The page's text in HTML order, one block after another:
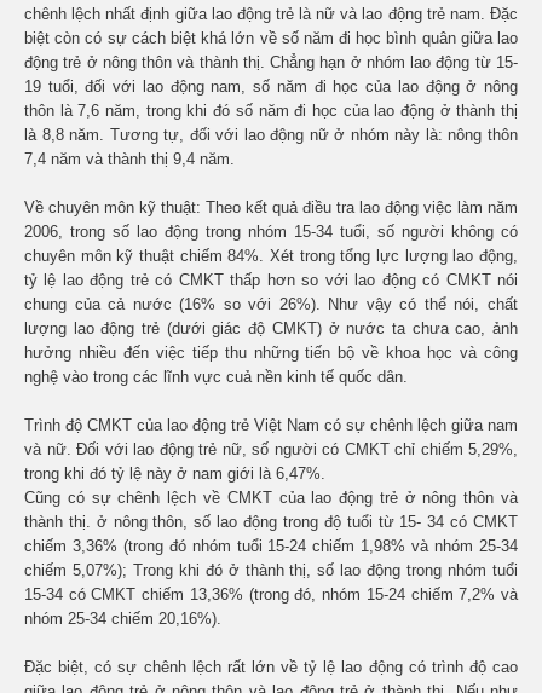
chênh lệch nhất định giữa lao động trẻ là nữ và lao động trẻ nam. Đặc
biệt còn có sự cách biệt khá lớn về số năm đi học bình quân giữa lao
động trẻ ở nông thôn và thành thị. Chẳng hạn ở nhóm lao động từ 15-
19 tuổi, đối với lao động nam, số năm đi học của lao động ở nông
thôn là 7,6 năm, trong khi đó số năm đi học của lao động ở thành thị
là 8,8 năm. Tương tự, đối với lao động nữ ở nhóm này là: nông thôn
7,4 năm và thành thị 9,4 năm.
Về chuyên môn kỹ thuật: Theo kết quả điều tra lao động việc làm năm
2006, trong số lao động trong nhóm 15-34 tuổi, số người không có
chuyên môn kỹ thuật chiếm 84%. Xét trong tổng lực lượng lao động,
tỷ lệ lao động trẻ có CMKT thấp hơn so với lao động có CMKT nói
chung của cả nước (16% so với 26%). Như vậy có thể nói, chất
lượng lao động trẻ (dưới giác độ CMKT) ở nước ta chưa cao, ảnh
hưởng nhiều đến việc tiếp thu những tiến bộ về khoa học và công
nghệ vào trong các lĩnh vực cuả nền kinh tế quốc dân.
Trình độ CMKT của lao động trẻ Việt Nam có sự chênh lệch giữa nam
và nữ. Đối với lao động trẻ nữ, số người có CMKT chỉ chiếm 5,29%,
trong khi đó tỷ lệ này ở nam giới là 6,47%.
Cũng có sự chênh lệch về CMKT của lao động trẻ ở nông thôn và
thành thị. ở nông thôn, số lao động trong độ tuổi từ 15- 34 có CMKT
chiếm 3,36% (trong đó nhóm tuổi 15-24 chiếm 1,98% và nhóm 25-34
chiếm 5,07%); Trong khi đó ở thành thị, số lao động trong nhóm tuổi
15-34 có CMKT chiếm 13,36% (trong đó, nhóm 15-24 chiếm 7,2% và
nhóm 25-34 chiếm 20,16%).
Đặc biệt, có sự chênh lệch rất lớn về tỷ lệ lao động có trình độ cao